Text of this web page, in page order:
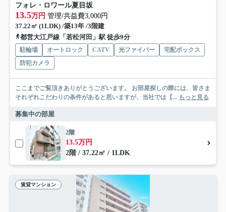
フォレ・ロワール夏目坂
13.5万円 管理/共益費3,000円
37.22㎡ (1LDK) /築13年 /3階建
都営大江戸線「若松河田」駅 徒歩9分
駐輪場 オートロック CATV 光ファイバー
宅配ボックス
防犯カメラ
ここまでご覧頂きありがとうございます。 お部屋探しの際には、皆さま
それぞれこだわりの条件があると思いますが、当社では【... もっと見る
募集中の部屋
2階
13.5万円
2階 / 37.22㎡ / 1LDK
賃貸マンション